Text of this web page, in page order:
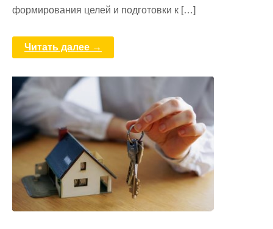
формирования целей и подготовки к […]
Читать далее →